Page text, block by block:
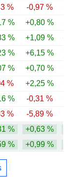
% -0,97 %
% +0,80 %
% +1,09 %
% +6,15 %
% +0,70 %
% +2,25 %
% -0,31 %
% -5,89 %
% +0,63 %
% +0,99 %